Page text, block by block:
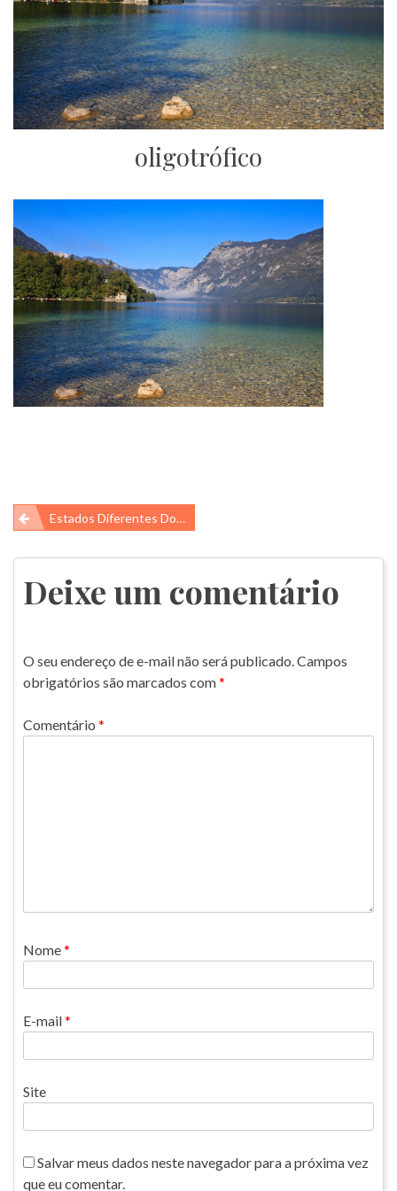
oligotrófico
Navegação
de
Post
Estados Diferentes Dos Ambientes Aquáticos.
Deixe um comentário
O seu endereço de e-mail não será publicado. Campos
obrigatórios são marcados com*
Comentário *
Nome*
E-mail*
Site
Salvar meus dados neste navegador para a próxima vez
que eu comentar.